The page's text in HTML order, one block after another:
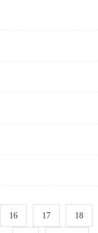
16 17 18